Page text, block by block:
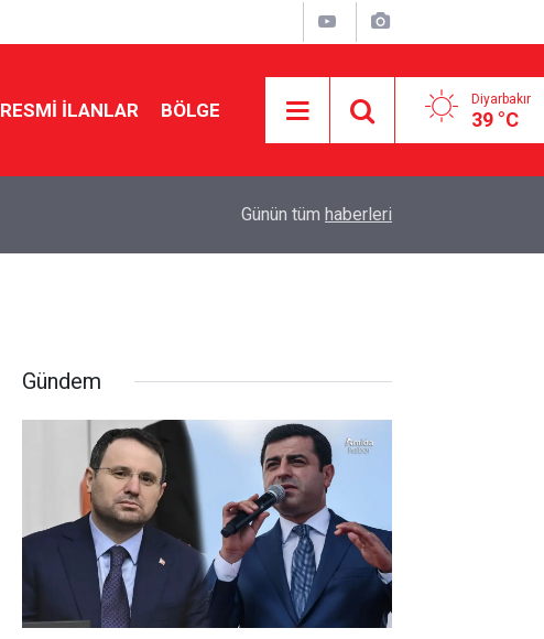
RESMI İLANLAR BÖLGE Diyarbakır
39 °C
Diyarbakır şehir hastanesinin açılışı tarihi belli
Günün tüm haberleri
Gündem